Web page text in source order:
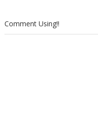
Comment Using!!